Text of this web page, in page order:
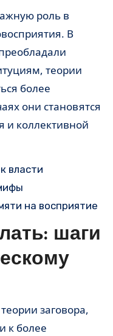
роль в
В
теории
более
они становятся
и коллективной
власти
на восприятие
шаги
заговора,
к более